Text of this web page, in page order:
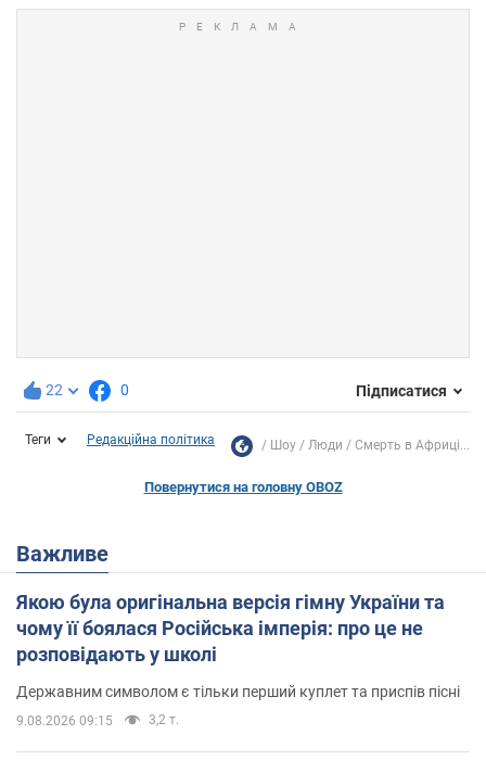
22 0 Підписатися
Теги Редакційна політика Шоу Люди Смерть в Африці...
Повернутися на головну OBOZ
Важливе
Якою була оригінальна версія гімну України та
чому її боялася Російська імперія: про це не
розповідають у школі
Державним символом є тільки перший куплет та приспів пісні
9.08.2026 09:15 3,2 т.